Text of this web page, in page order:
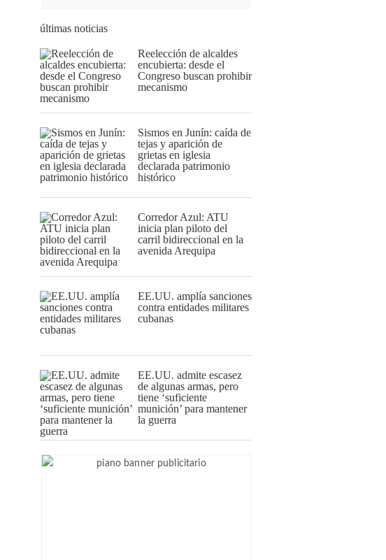
últimas noticias
Reelección de alcaldes
encubierta: desde el
Congreso buscan prohibir
mecanismo
Sismos en Junín: caída de
tejas y aparición de
grietas en iglesia
declarada patrimonio
histórico
Corredor Azul: ATU
inicia plan piloto del
carril bidireccional en la
avenida Arequipa
EE.UU. amplía sanciones
contra entidades militares
cubanas
EE.UU. admite escasez
de algunas armas, pero
tiene ‘suficiente
munición’ para mantener
la guerra